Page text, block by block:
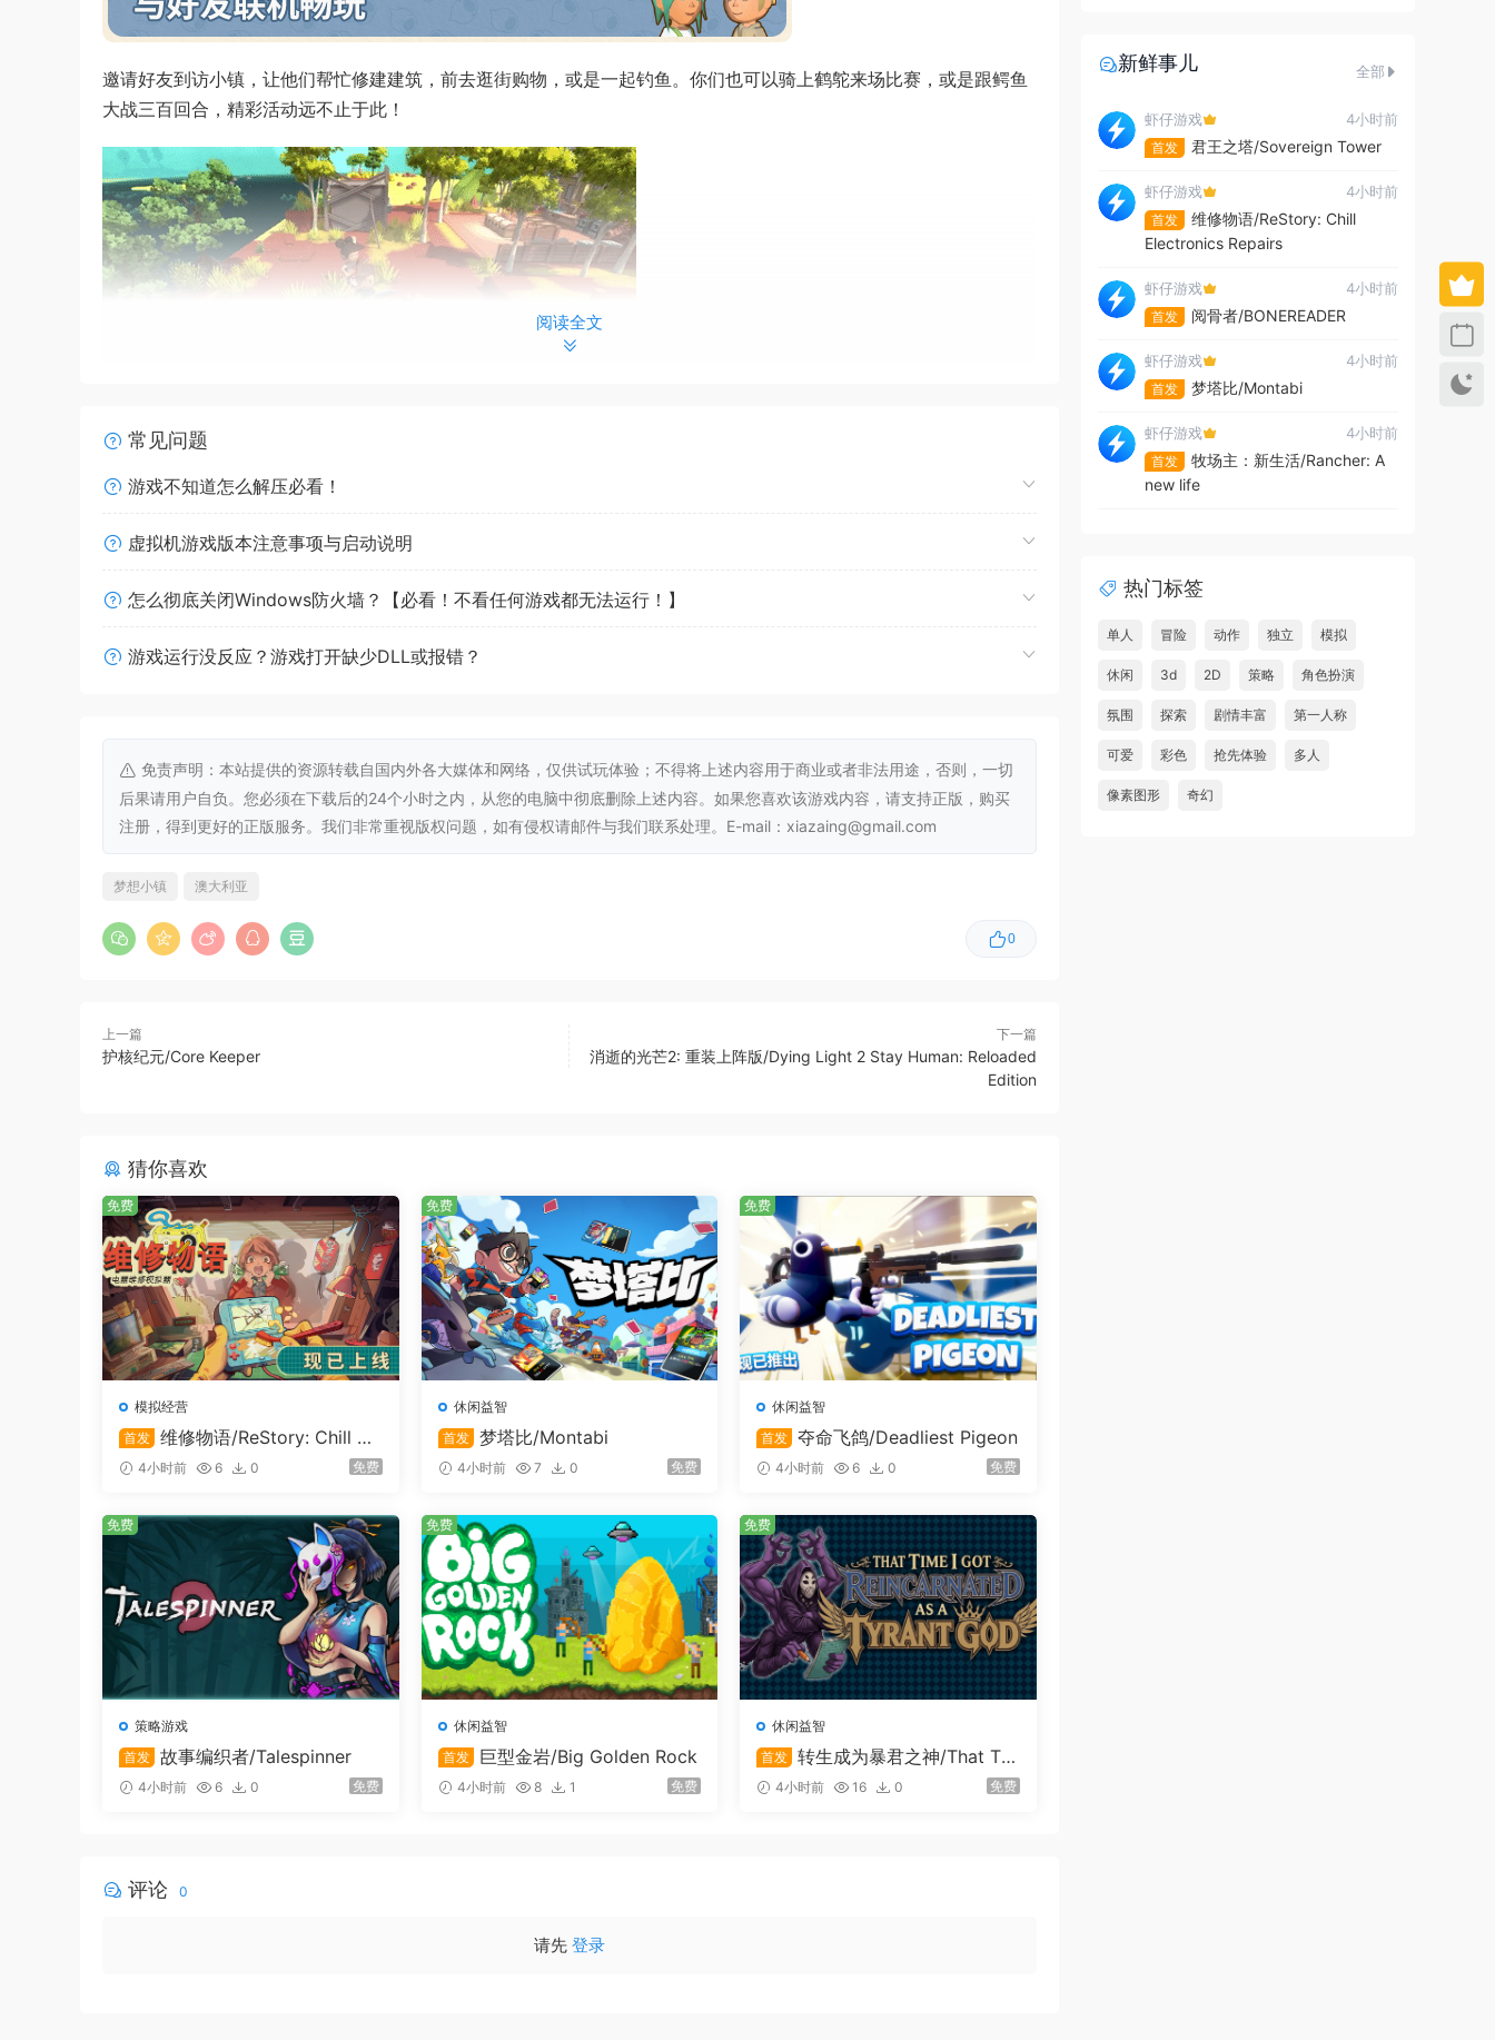
邀请好友到访小镇，让他们帮忙修建建筑，前去逛街购物，或是一起钓鱼。你们也可以骑上鹤鸵来场比赛，或是跟鳄鱼
大战三百回合，精彩活动远不止于此！
家。
狩猎动物作为食物，抵御同样饥肠辘辘的致命捕食者。看似友好的袋鼠其实十分凶悍！是直接正面对决野生生物，还是
选择陷阱诱捕它们，生存的方式由你决定。
阅读全文
常见问题
游戏不知道怎么解压必看！
虚拟机游戏版本注意事项与启动说明
怎么彻底关闭Windows防火墙？【必看！不看任何游戏都无法运行！】
游戏运行没反应？游戏打开缺少DLL或报错？
免责声明：本站提供的资源转载自国内外各大媒体和网络，仅供试玩体验；不得将上述内容用于商业或者非法用途，否则，一切
后果请用户自负。您必须在下载后的24个小时之内，从您的电脑中彻底删除上述内容。如果您喜欢该游戏内容，请支持正版，购买
注册，得到更好的正版服务。我们非常重视版权问题，如有侵权请邮件与我们联系处理。E-mail：xiazaing@gmail.com
0
梦想小镇 澳大利亚
上一篇
护核纪元/Core Keeper
下一篇
消逝的光芒2: 重装上阵版/Dying Light 2 Stay Human: Reloaded
Edition
猜你喜欢
模拟经营
首发 维修物语/ReStory: Chill El
ectronics Repairs
4小时前 6 0 免费
免费
休闲益智
首发
梦塔比/Montabi
4小时前 7 0 免费
免费
休闲益智
首发
夺命飞鸽/Deadliest Pigeon
4小时前 6 0 免费
免费
策略游戏
首发 故事编织者/Talespinner
4小时前 6 0 免费
免费
休闲益智
首发
巨型金岩/Big Golden Rock
4小时前 8 1 免费
免费
休闲益智
首发
转生成为暴君之神/That Ti
me I Got Reincarnated as a Tyr
4小时前 16 0 免费
免费
评论 0
请先 登录
新鲜事儿 全部
虾仔游戏 4小时前
首发 君王之塔/Sovereign Tower
虾仔游戏 4小时前
首发
维修物语/ReStory: Chill
Electronics Repairs
虾仔游戏 4小时前
首发 阅骨者/BONEREADER
虾仔游戏 4小时前
首发 梦塔比/Montabi
虾仔游戏 4小时前
首发
牧场主：新生活/Rancher: A
new life
虾仔游戏
首发 故事编织者/Talespinner
虾仔游戏 4小时前
Turret Simulator
首发 巨型金岩/Big Golden Rock
热门标签
单人 冒险 动作 独立 模拟
休闲 3d 2D 策略 角色扮演
氛围 探索 剧情丰富 第一人称
可爱 彩色 抢先体验 多人
像素图形 奇幻